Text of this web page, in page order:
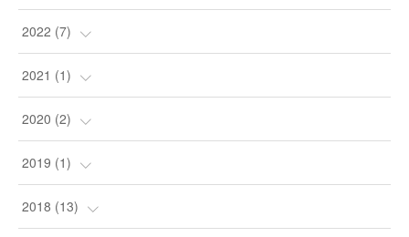
(9
(24)
(1
2022 (7)
(1
(4
(1
(1)
2021 (1)
(1
2020 (2)
(2
2019 (1)
(1)
2018 (13)